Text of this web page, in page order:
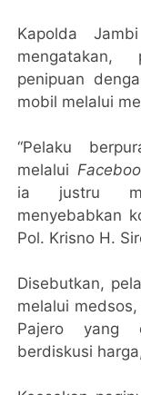
Kapolda
mengatakan,
penipuan
mobil melalui
“Pelaku
melalui
ia justru
menyebabkan
Pol. Krisno H.
Disebutkan,
melalui
Pajero yang
berdiskusi